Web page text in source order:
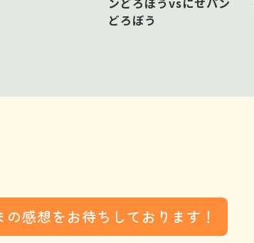
どろぼう
感想をお待ちしております！